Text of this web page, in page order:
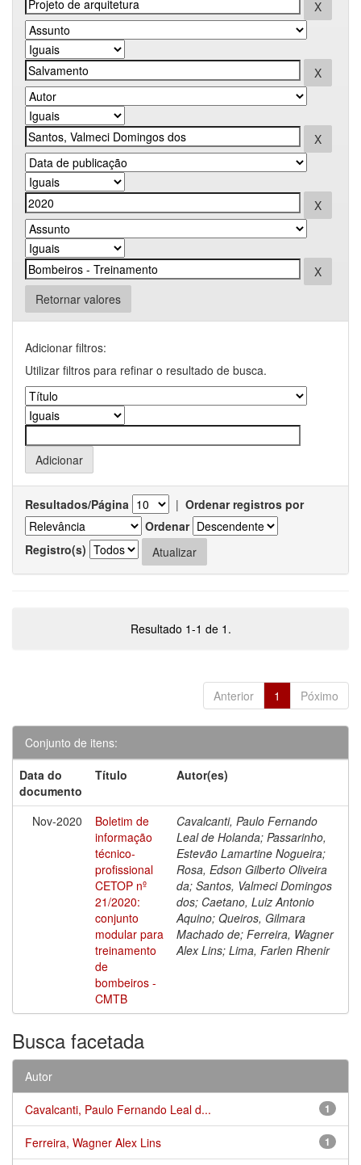
Retornar valores
Adicionar filtros:
Utilizar filtros para refinar o resultado de busca.
Resultados/Página | Ordenar registros por
Ordenar
Registro(s)
Resultado 1-1 de 1.
Anterior 1 Póximo
Conjunto de itens:
Data do
documento
Título Autor(es)
Nov-2020
Boletim de
informação
técnico-
profissional
CETOP nº
21/2020:
conjunto
modular para
treinamento
de
bombeiros -
CMTB
Cavalcanti, Paulo Fernando
Leal de Holanda; Passarinho,
Estevão Lamartine Nogueira;
Rosa, Edson Gilberto Oliveira
da; Santos, Valmeci Domingos
dos; Caetano, Luiz Antonio
Aquino; Queiros, Gilmara
Machado de; Ferreira, Wagner
Alex Lins; Lima, Farlen Rhenir
Busca facetada
Autor
1
Cavalcanti, Paulo Fernando Leal d...
1
Ferreira, Wagner Alex Lins